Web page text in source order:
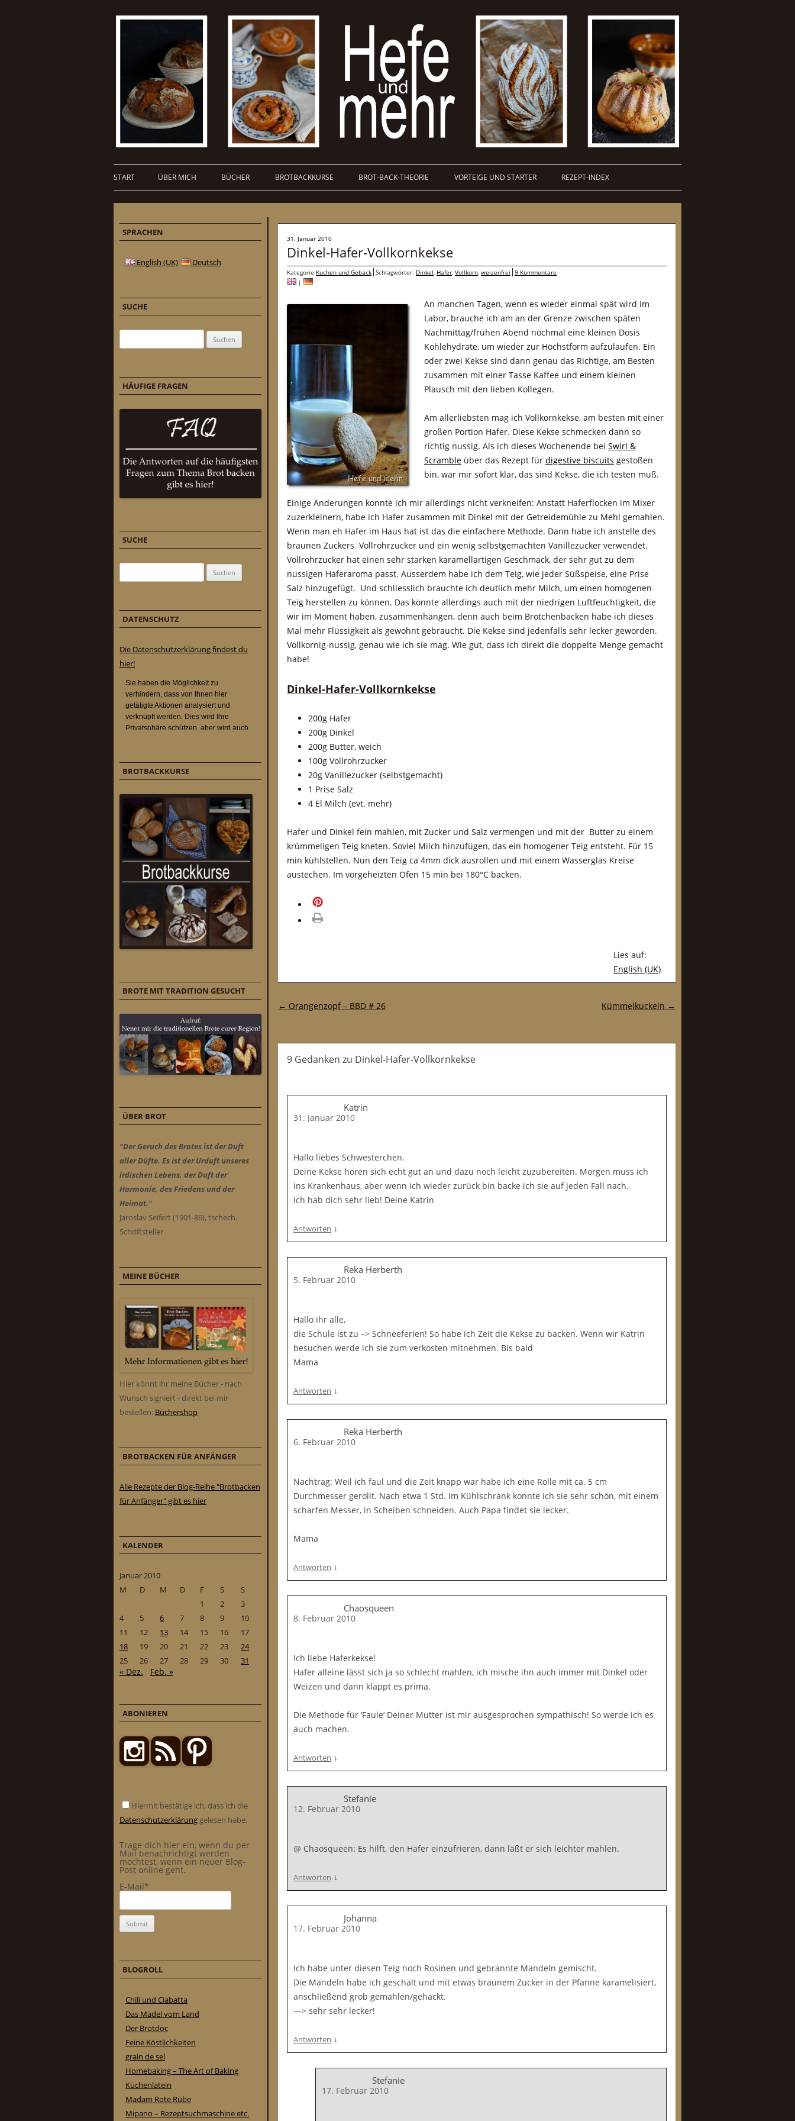
START ÜBER MICH BÜCHER BROTBACKKURSE BROT-BACK-THEORIE VORTEIGE UND STARTER REZEPT-INDEX
31. Januar 2010
Dinkel-Hafer-Vollkornkekse
Kategorie Kuchen und Gebäck Schlagwörter: Dinkel, Hafer, Vollkorn, weizenfrei 9 Kommentare
|
An manchen Tagen, wenn es wieder einmal spät wird im
Labor, brauche ich am an der Grenze zwischen späten
Nachmittag/frühen Abend nochmal eine kleinen Dosis
Kohlehydrate, um wieder zur Höchstform aufzulaufen. Ein
oder zwei Kekse sind dann genau das Richtige, am Besten
zusammen mit einer Tasse Kaffee und einem kleinen
Plausch mit den lieben Kollegen.
Am allerliebsten mag ich Vollkornkekse, am besten mit einer
großen Portion Hafer. Diese Kekse schmecken dann so
richtig nussig. Als ich dieses Wochenende bei Swirl &
Scramble über das Rezept für digestive biscuits gestoßen
bin, war mir sofort klar, das sind Kekse, die ich testen muß.
Einige Änderungen konnte ich mir allerdings nicht verkneifen: Anstatt Haferflocken im Mixer
zuzerkleinern, habe ich Hafer zusammen mit Dinkel mit der Getreidemühle zu Mehl gemahlen.
Wenn man eh Hafer im Haus hat ist das die einfachere Methode. Dann habe ich anstelle des
braunen Zuckers Vollrohrzucker und ein wenig selbstgemachten Vanillezucker verwendet.
Vollrohrzucker hat einen sehr starken karamellartigen Geschmack, der sehr gut zu dem
nussigen Haferaroma passt. Ausserdem habe ich dem Teig, wie jeder Süßspeise, eine Prise
Salz hinzugefügt. Und schliesslich brauchte ich deutlich mehr Milch, um einen homogenen
Teig herstellen zu können. Das könnte allerdings auch mit der niedrigen Luftfeuchtigkeit, die
wir im Moment haben, zusammenhängen, denn auch beim Brötchenbacken habe ich dieses
Mal mehr Flüssigkeit als gewohnt gebraucht. Die Kekse sind jedenfalls sehr lecker geworden.
Vollkornig-nussig, genau wie ich sie mag. Wie gut, dass ich direkt die doppelte Menge gemacht
habe!
Dinkel-Hafer-Vollkornkekse
200g Hafer
200g Dinkel
200g Butter, weich
100g Vollrohrzucker
20g Vanillezucker (selbstgemacht)
1 Prise Salz
4 El Milch (evt. mehr)
Hafer und Dinkel fein mahlen, mit Zucker und Salz vermengen und mit der Butter zu einem
krümmeligen Teig kneten. Soviel Milch hinzufügen, das ein homogener Teig entsteht. Für 15
min kühlstellen. Nun den Teig ca 4mm dick ausrollen und mit einem Wasserglas Kreise
austechen. Im vorgeheizten Ofen 15 min bei 180°C backen.
Lies auf:
English (UK)
Post-Navigation
← Orangenzopf – BBD # 26 Kümmelkuckeln →
9 Gedanken zu Dinkel-Hafer-Vollkornkekse
Katrin
31. Januar 2010
Hallo liebes Schwesterchen.
Deine Kekse hören sich echt gut an und dazu noch leicht zuzubereiten. Morgen muss ich
ins Krankenhaus, aber wenn ich wieder zurück bin backe ich sie auf jeden Fall nach.
Ich hab dich sehr lieb! Deine Katrin
Antworten ↓
Reka Herberth
5. Februar 2010
Hallo ihr alle,
die Schule ist zu –> Schneeferien! So habe ich Zeit die Kekse zu backen. Wenn wir Katrin
besuchen werde ich sie zum verkosten mitnehmen. Bis bald
Mama
Antworten ↓
Reka Herberth
6. Februar 2010
Nachtrag: Weil ich faul und die Zeit knapp war habe ich eine Rolle mit ca. 5 cm
Durchmesser gerollt. Nach etwa 1 Std. im Kühlschrank konnte ich sie sehr schön, mit einem
scharfen Messer, in Scheiben schneiden. Auch Papa findet sie lecker.
Mama
Antworten ↓
Chaosqueen
8. Februar 2010
Ich liebe Haferkekse!
Hafer alleine lässt sich ja so schlecht mahlen, ich mische ihn auch immer mit Dinkel oder
Weizen und dann klappt es prima.
Die Methode für ‘Faule’ Deiner Mutter ist mir ausgesprochen sympathisch! So werde ich es
auch machen.
Antworten ↓
Stefanie
12. Februar 2010
@ Chaosqueen: Es hilft, den Hafer einzufrieren, dann läßt er sich leichter mahlen.
Antworten ↓
Johanna
17. Februar 2010
Ich habe unter diesen Teig noch Rosinen und gebrannte Mandeln gemischt.
Die Mandeln habe ich geschält und mit etwas braunem Zucker in der Pfanne karamelisiert,
anschließend grob gemahlen/gehackt.
—> sehr sehr lecker!
Antworten ↓
Stefanie
17. Februar 2010
SPRACHEN
English (UK) Deutsch
SUCHE
HÄUFIGE FRAGEN
SUCHE
DATENSCHUTZ
Die Datenschutzerklärung findest du
hier!
BROTBACKKURSE
BROTE MIT TRADITION GESUCHT
ÜBER BROT
"Der Geruch des Brotes ist der Duft
aller Düfte. Es ist der Urduft unseres
irdischen Lebens, der Duft der
Harmonie, des Friedens und der
Heimat."
Jaroslav Seifert (1901-86), tschech.
Schriftsteller
MEINE BÜCHER
Hier könnt ihr meine Bücher - nach
Wunsch signiert - direkt bei mir
bestellen: Büchershop
BROTBACKEN FÜR ANFÄNGER
Alle Rezepte der Blog-Reihe "Brotbacken
für Anfänger" gibt es hier
KALENDER
Januar 2010
M
D M D F S
S
1
2
3
4
5 6 7 8 9
10
11
12 13 14 15 16
17
18
19 20 21 22 23
24
25
26 27 28 29 30 31
« Dez. Feb. »
ABONIEREN
Hiermit bestätige ich, dass ich die
Datenschutzerklärung gelesen habe.
Trage dich hier ein, wenn du per
Mail benachrichtigt werden
möchtest, wenn ein neuer Blog-
Post online geht.
E-Mail*
BLOGROLL
Chili und Ciabatta
Das Mädel vom Land
Der Brotdoc
Feine Köstlichkeiten
grain de sel
Homebaking – The Art of Baking
Küchenlatein
Madam Rote Rübe
Mipano – Rezeptsuchmaschine etc.